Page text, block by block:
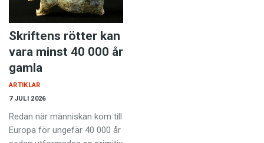
Skriftens rötter kan
vara minst 40 000 år
gamla
7 JULI 2026
ARTIKLAR
Redan när människan kom till
Europa för ungefär 40 000 år